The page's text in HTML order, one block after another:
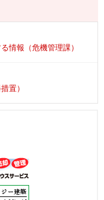
情報（危機管理課）
置）